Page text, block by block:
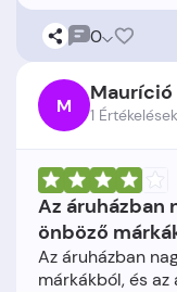
0
M Mauríció
1 Értékelések
Az áruházban
önböző
Az áruházban
márkákból, és